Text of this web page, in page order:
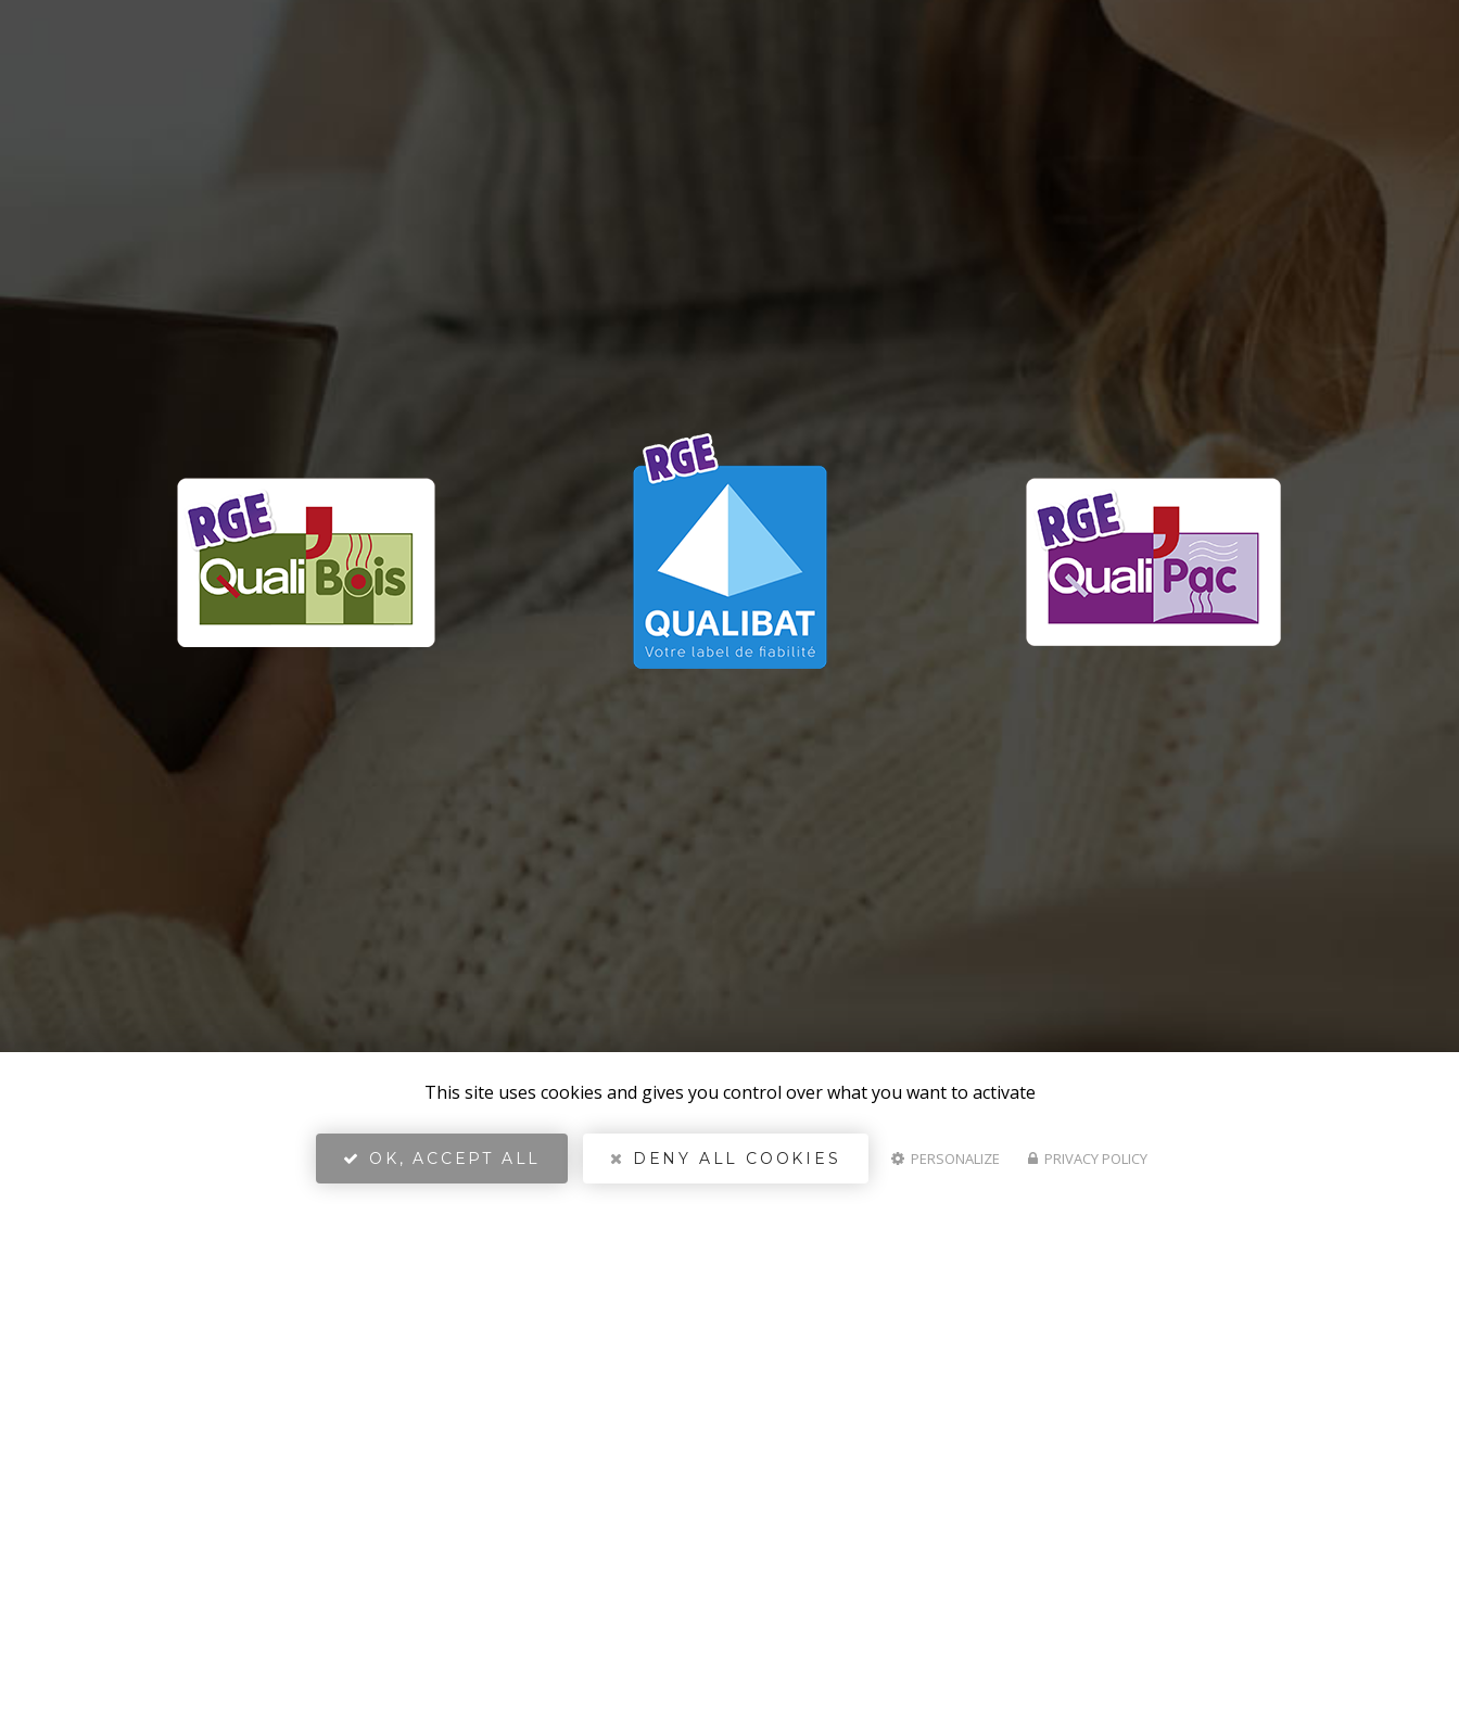
This site uses cookies and gives you control over what you want to activate
OK, ACCEPT ALL DENY ALL COOKIES PERSONALIZE PRIVACY POLICY